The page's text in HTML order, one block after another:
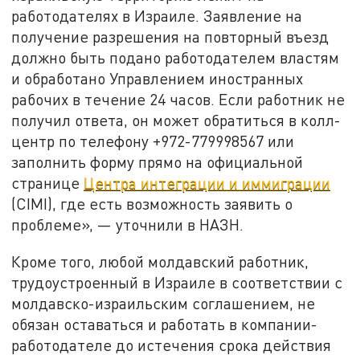
работодателях в Израиле. Заявление на
получение разрешения на повторный въезд
должно быть подано работодателем властям
и обработано Управлением иностранных
рабочих в течение 24 часов. Если работник не
получил ответа, он может обратиться в колл-
центр по телефону +972-779998567 или
заполнить форму прямо на официальной
странице Центра интеграции и иммиграции
(CIMI), где есть возможность заявить о
проблеме», — уточнили в НАЗН.
Кроме того, любой молдавский работник,
трудоустроенный в Израиле в соответствии с
молдавско-израильским соглашением, не
обязан оставаться и работать в компании-
работодателе до истечения срока действия